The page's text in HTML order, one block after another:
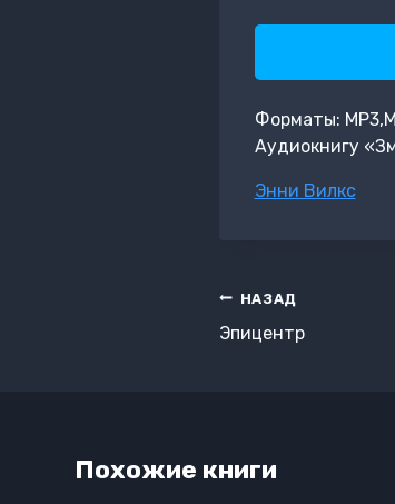
Форматы:
Аудиокнигу
Метки
Энни Вилкс
Навигация
по
НАЗАД
Эпицентр
Похожие книги